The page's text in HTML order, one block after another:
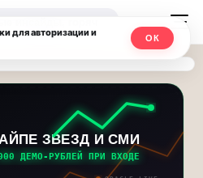
ЗВЕЗД И СМИ
ДЕМО-РУБЛЕЙ ПРИ ВХОДЕ
для авторизации и
ОК